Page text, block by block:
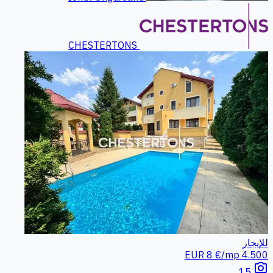
CHESTERTONS
للإيجار
4.500 EUR
8 €/mp
photo_camera